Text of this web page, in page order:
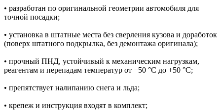
• разработан по оригинальной геометрии автомобиля для
точной посадки;
• установка в штатные места без сверления кузова и доработок
(поверх штатного подкрылка, без демонтажа оригинала);
• прочный ПНД, устойчивый к механическим нагрузкам,
реагентам и перепадам температур от −50 °C до +50 °C;
• препятствует налипанию снега и льда;
• крепеж и инструкция входят в комплект;